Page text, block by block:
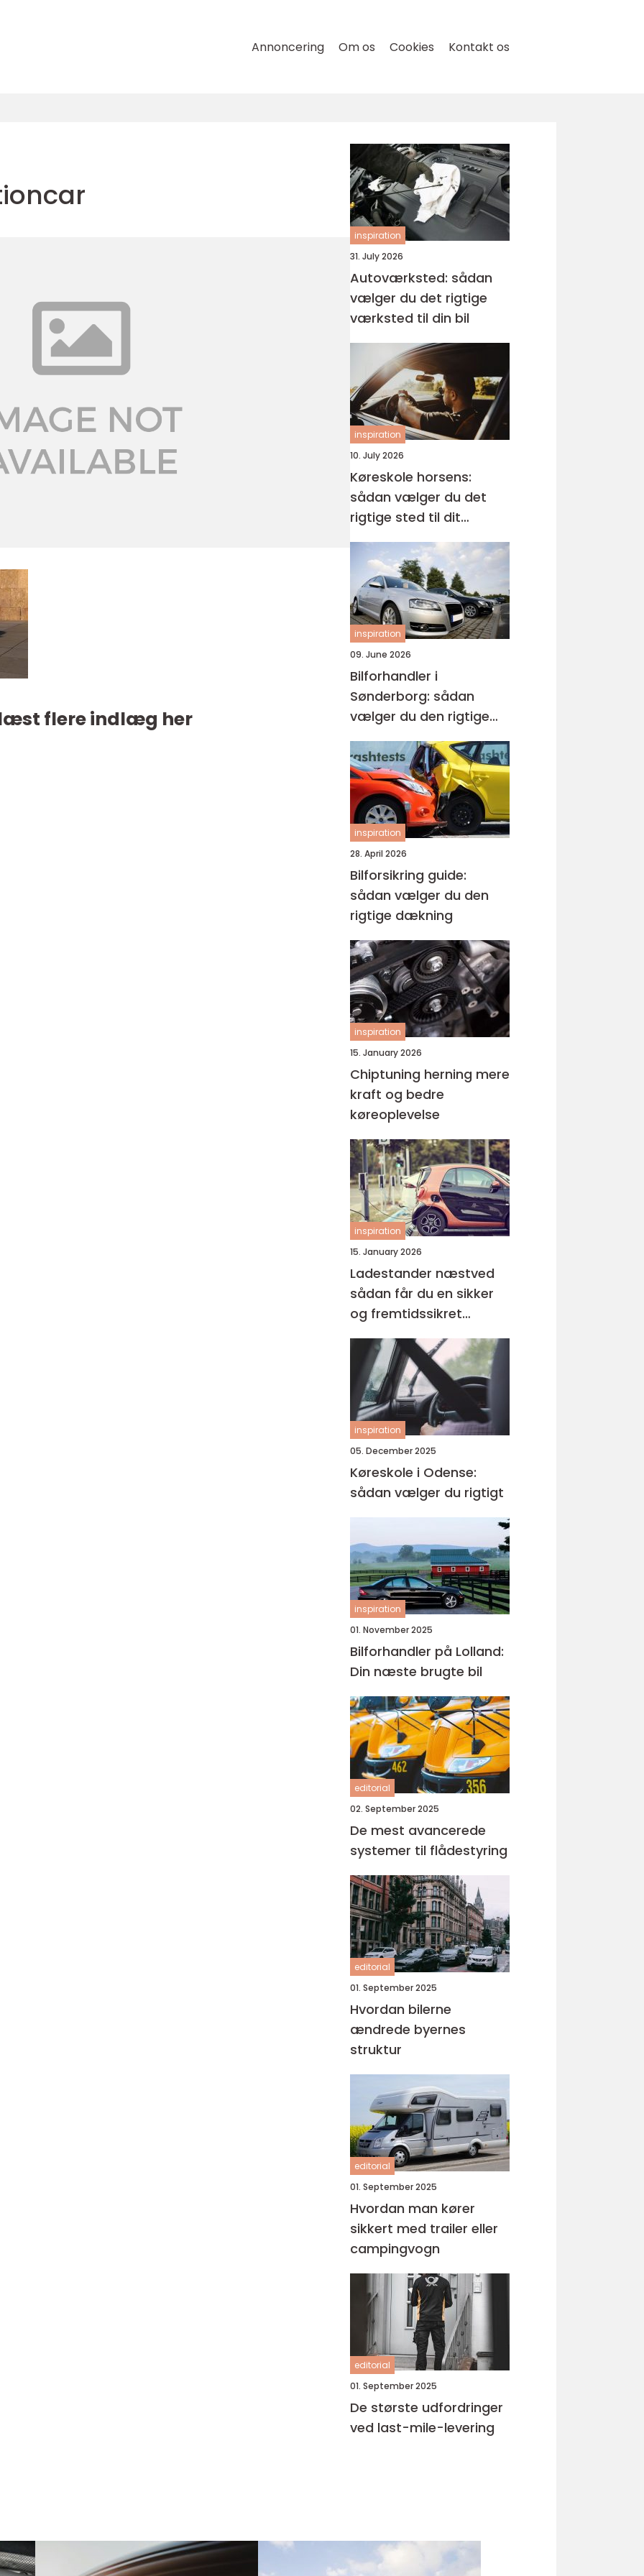
Annoncering Om os Cookies Kontakt os
flere indlæg her
inspiration
31. July 2026
Autoværksted: sådan
vælger du det rigtige
værksted til din bil
inspiration
10. July 2026
Køreskole horsens:
sådan vælger du det
rigtige sted til dit
kørekort
inspiration
09. June 2026
Bilforhandler i
Sønderborg: sådan
vælger du den rigtige
brugtbil
inspiration
28. April 2026
Bilforsikring guide:
sådan vælger du den
rigtige dækning
inspiration
15. January 2026
Chiptuning herning mere
kraft og bedre
køreoplevelse
inspiration
15. January 2026
Ladestander næstved
sådan får du en sikker
og fremtidssikret
løsning
inspiration
05. December 2025
Køreskole i Odense:
sådan vælger du rigtigt
inspiration
01. November 2025
Bilforhandler på Lolland:
Din næste brugte bil
editorial
02. September 2025
De mest avancerede
systemer til flådestyring
editorial
01. September 2025
Hvordan bilerne
ændrede byernes
struktur
editorial
01. September 2025
Hvordan man kører
sikkert med trailer eller
campingvogn
editorial
01. September 2025
De største udfordringer
ved last-mile-levering